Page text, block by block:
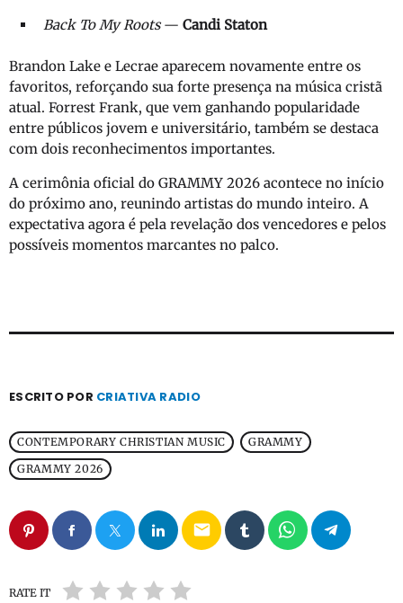
Back To My Roots— Candi Staton
Brandon Lake e Lecrae aparecem novamente entre os
favoritos, reforçando sua forte presença na música cristã
atual. Forrest Frank, que vem ganhando popularidade
entre públicos jovem e universitário, também se destaca
com dois reconhecimentos importantes.
A cerimônia oficial do GRAMMY 2026 acontece no início
do próximo ano, reunindo artistas do mundo inteiro. A
expectativa agora é pela revelação dos vencedores e pelos
possíveis momentos marcantes no palco.
ESCRITO POR CRIATIVA RADIO
CONTEMPORARY CHRISTIAN MUSIC
GRAMMY
GRAMMY 2026
email
RATE IT